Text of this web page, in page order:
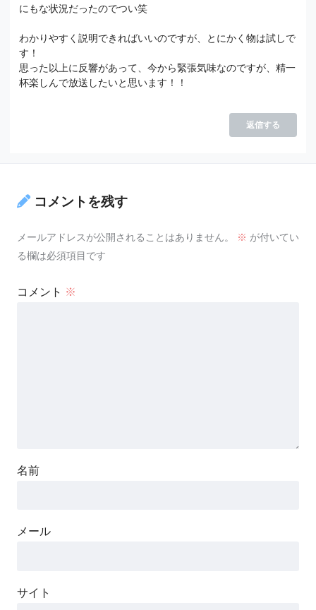
にもな状況だったのでつい笑
わかりやすく説明できればいいのですが、とにかく物は試しで
す！
思った以上に反響があって、今から緊張気味なのですが、精一
杯楽しんで放送したいと思います！！
返信する
コメントを残す
メールアドレスが公開されることはありません。 ※ が付いてい
る欄は必須項目です
コメント ※
名前
メール
サイト